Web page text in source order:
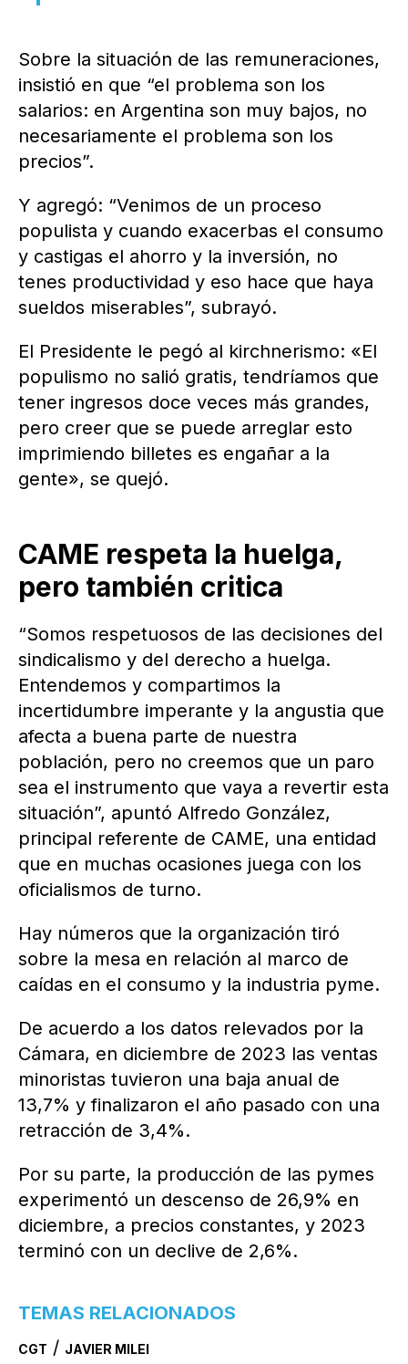
Sobre la situación de las remuneraciones,
insistió en que “el problema son los
salarios: en Argentina son muy bajos, no
necesariamente el problema son los
precios”.
Y agregó: “Venimos de un proceso
populista y cuando exacerbas el consumo
y castigas el ahorro y la inversión, no
tenes productividad y eso hace que haya
sueldos miserables”, subrayó.
El Presidente le pegó al kirchnerismo: «El
populismo no salió gratis, tendríamos que
tener ingresos doce veces más grandes,
pero creer que se puede arreglar esto
imprimiendo billetes es engañar a la
gente», se quejó.
CAME respeta la huelga,
pero también critica
“Somos respetuosos de las decisiones del
sindicalismo y del derecho a huelga.
Entendemos y compartimos la
incertidumbre imperante y la angustia que
afecta a buena parte de nuestra
población, pero no creemos que un paro
sea el instrumento que vaya a revertir esta
situación”, apuntó Alfredo González,
principal referente de CAME, una entidad
que en muchas ocasiones juega con los
oficialismos de turno.
Hay números que la organización tiró
sobre la mesa en relación al marco de
caídas en el consumo y la industria pyme.
De acuerdo a los datos relevados por la
Cámara, en diciembre de 2023 las ventas
minoristas tuvieron una baja anual de
13,7% y finalizaron el año pasado con una
retracción de 3,4%.
Por su parte, la producción de las pymes
experimentó un descenso de 26,9% en
diciembre, a precios constantes, y 2023
terminó con un declive de 2,6%.
TEMAS RELACIONADOS
CGT / JAVIER MILEI